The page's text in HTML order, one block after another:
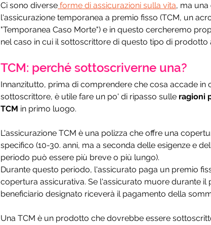
Ci sono diverse forme di assicurazioni sulla vita, ma
l'assicurazione temporanea a premio fisso (TCM, un
"Temporanea Caso Morte") e in questo cercheremo
nel caso in cui il sottoscrittore di questo tipo di
TCM: perché sottoscriverne una?
Innanzitutto, prima di comprendere che cosa accade in
sottoscrittore, è utile fare un po' di ripasso sulle ragioni
TCM in primo luogo.
L'assicurazione TCM è una polizza che offre una
specifico (10-30. anni, ma a seconda delle esigenze e
periodo può essere più breve o più lungo).
Durante questo periodo, l'assicurato paga un premio
copertura assicurativa. Se l'assicurato muore durante il
beneficiario designato riceverà il pagamento della
Una TCM è un prodotto che dovrebbe essere